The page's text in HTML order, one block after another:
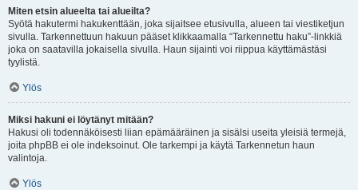
Miten etsin alueelta tai alueilta?
Syötä hakutermi hakukenttään, joka sijaitsee etusivulla, alueen tai viestiketjun
sivulla. Tarkennettuun hakuun pääset klikkaamalla “Tarkennettu haku”-linkkiä
joka on saatavilla jokaisella sivulla. Haun sijainti voi riippua käyttämästäsi
tyylistä.
Ylös
Miksi hakuni ei löytänyt mitään?
Hakusi oli todennäköisesti liian epämääräinen ja sisälsi useita yleisiä termejä,
joita phpBB ei ole indeksoinut. Ole tarkempi ja käytä Tarkennetun haun
valintoja.
Ylös